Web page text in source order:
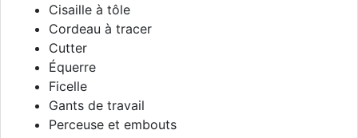
Cisaille à tôle
Cordeau à tracer
Cutter
Équerre
Ficelle
Gants de travail
Perceuse et embouts